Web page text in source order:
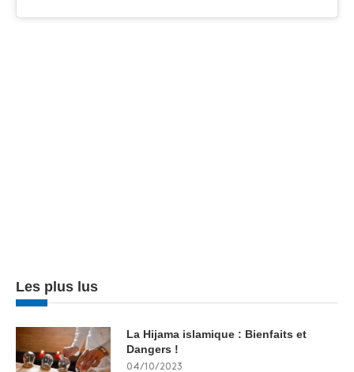
Les plus lus
La Hijama islamique : Bienfaits et
Dangers !
04/10/2023